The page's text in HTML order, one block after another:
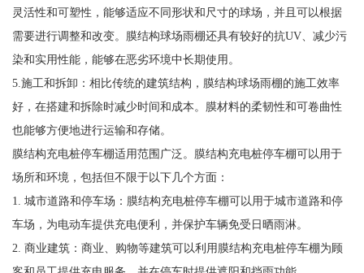
灵活性和可塑性，能够适应不同形状和尺寸的球场，并且可以根据
需要进行调整和改变。膜结构球场雨棚还具有较好的抗UV、减少污
染和实用性能，能够在恶劣环境中长期使用。
5.施工和拆卸：相比传统的建筑结构，膜结构球场雨棚的施工效率
好，在搭建和拆除时减少时间和成本。膜材料的柔韧性和可卷曲性
也能够方便地进行运输和存储。
膜结构充电桩停车棚适用范围广泛。膜结构充电桩停车棚可以用于
场所和环境，包括但不限于以下几个方面：
1. 城市道路和停车场：膜结构充电桩停车棚可以用于城市道路和停
车场，为电动车提供充电便利，并保护车辆免受日晒雨淋。
2. 商业建筑：商业、购物等建筑可以利用膜结构充电桩停车棚为顾